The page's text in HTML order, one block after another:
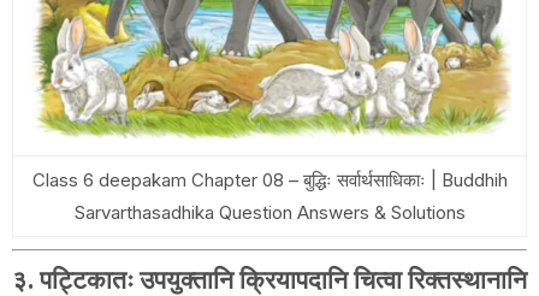
Class 6 deepakam Chapter 08 – बुद्धिः सर्वार्थसाधिकाः | Buddhih
Sarvarthasadhika Question Answers & Solutions
३. पट्टिकातः उपयुक्तानि क्रियापदानि चित्वा रिक्तस्थानानि